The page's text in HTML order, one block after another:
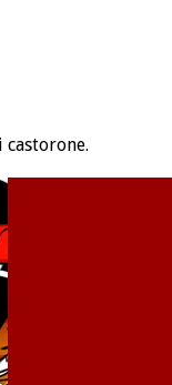
castorone.